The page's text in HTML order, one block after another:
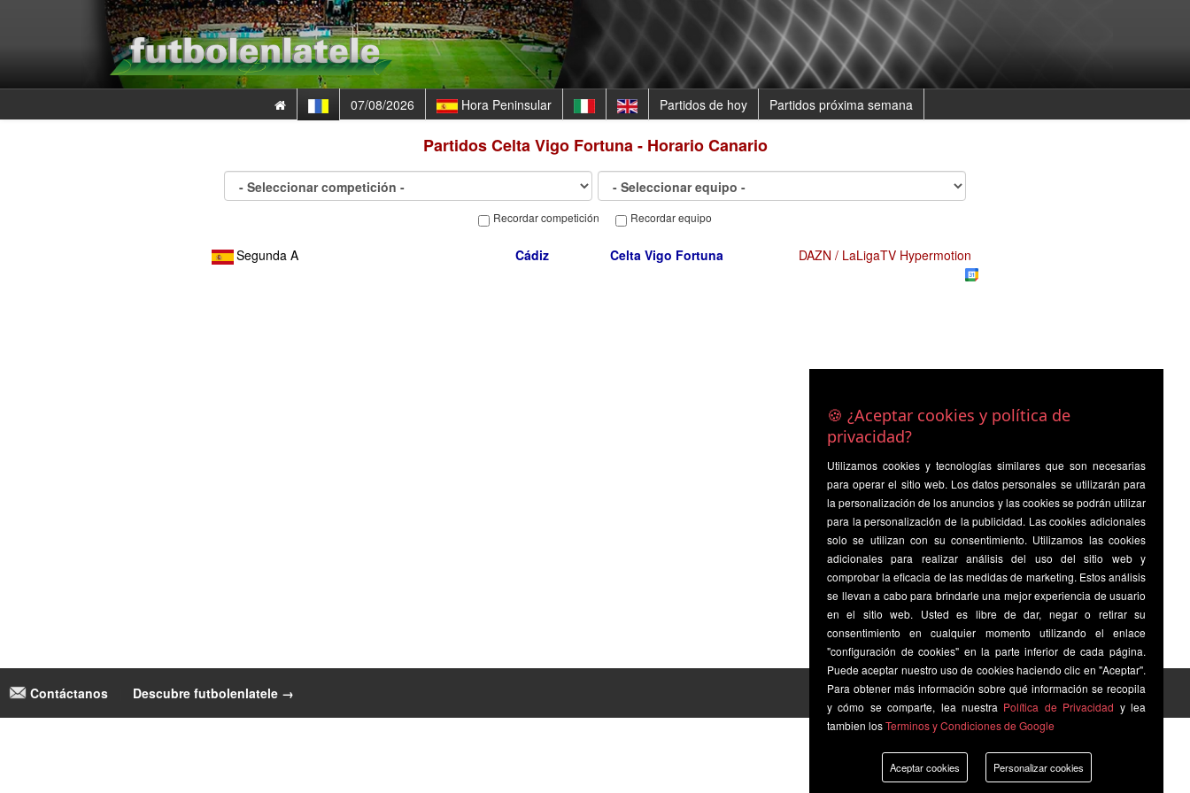
07/08/2026 Hora Peninsular Partidos de hoy Partidos próxima semana
PartidosCelta Vigo Fortuna - Horario Canario
Recordar competición Recordar equipo
Segunda A Cádiz Celta Vigo Fortuna DAZN / LaLigaTV Hypermotion
Contáctanos Descubre futbolenlatele →
🍪 ¿Aceptar cookies y política de
privacidad?
Utilizamos cookies y tecnologías similares que son necesarias
para operar el sitio web. Los datos personales se utilizarán para
la personalización de los anuncios y las cookies se podrán utilizar
para la personalización de la publicidad. Las cookies adicionales
solo se utilizan con su consentimiento. Utilizamos las cookies
adicionales para realizar análisis del uso del sitio web y
comprobar la eficacia de las medidas de marketing. Estos análisis
se llevan a cabo para brindarle una mejor experiencia de usuario
en el sitio web. Usted es libre de dar, negar o retirar su
consentimiento en cualquier momento utilizando el enlace
"configuración de cookies" en la parte inferior de cada página.
Puede aceptar nuestro uso de cookies haciendo clic en "Aceptar".
Para obtener más información sobre qué información se recopila
y cómo se comparte, lea nuestra Política de Privacidad y lea
tambien losTerminos y Condiciones de Google
Aceptar cookies Personalizar cookies